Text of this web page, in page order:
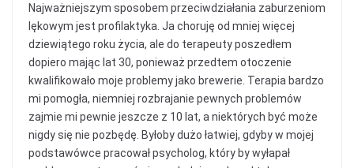
Najważniejszym sposobem przeciwdziałania zaburzeniom
lękowym jest profilaktyka. Ja choruję od mniej więcej
dziewiątego roku życia, ale do terapeuty poszedłem
dopiero mając lat 30, ponieważ przedtem otoczenie
kwalifikowało moje problemy jako brewerie. Terapia bardzo
mi pomogła, niemniej rozbrajanie pewnych problemów
zajmie mi pewnie jeszcze z 10 lat, a niektórych być może
nigdy się nie pozbędę. Byłoby dużo łatwiej, gdyby w mojej
podstawówce pracował psycholog, który by wyłapał